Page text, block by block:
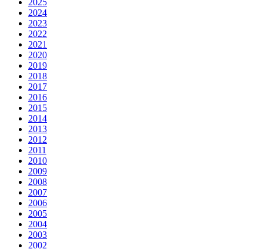
2025
2024
2023
2022
2021
2020
2019
2018
2017
2016
2015
2014
2013
2012
2011
2010
2009
2008
2007
2006
2005
2004
2003
2002